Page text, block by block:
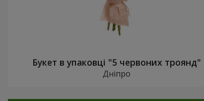
Букет в упаковці "5 червоних троянд"
Дніпро